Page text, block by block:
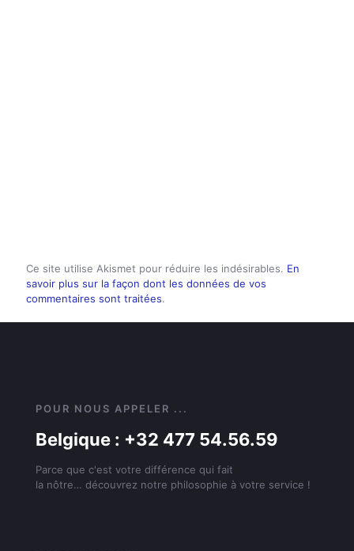
Ce site utilise Akismet pour réduire les indésirables. En
savoir plus sur la façon dont les données de vos
commentaires sont traitées.
POUR NOUS APPELER ...
Belgique : +32 477 54.56.59
Parce que c'est votre différence qui fait
la nôtre… découvrez notre philosophie à votre service !